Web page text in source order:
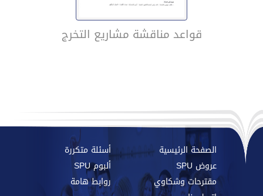
قواعد مناقشة مشاريع التخرج
الصفحة الرئيسية
أسئلة متكررة
عروض SPU
ألبوم SPU
مقترحات وشكاوي
روابط هامة